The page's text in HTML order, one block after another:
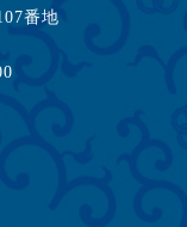
番地